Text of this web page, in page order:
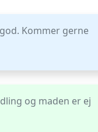
Kommer gerne
og maden er ej